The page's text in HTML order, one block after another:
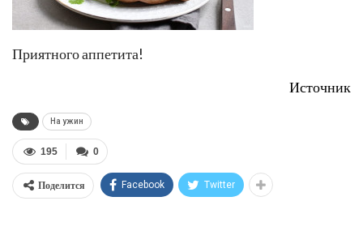
Приятного аппетита!
Источник
На ужин
0
195
Поделится Facebook Twitter